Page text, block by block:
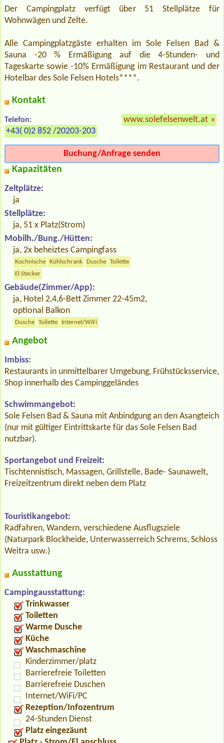
Der Campingplatz verfügt über 51 Stellplätze für
Wohnwägen und Zelte.
Alle Campingplatzgäste erhalten im Sole Felsen Bad &
Sauna -20 % Ermäßigung auf die 4-Stunden- und
Tageskarte sowie -10% Ermäßigung im Restaurant und der
Hotelbar des Sole Felsen Hotels****.
Kontakt
Telefon:
+43( 0)2 852 /20203-203
www.solefelsenwelt.at »
Buchung/Anfrage senden
Kapazitäten
Zeltplätze:
ja
Stellplätze:
ja, 51 x Platz(Strom)
Mobilh./Bung./Hütten:
ja, 2x beheiztes Campingfass
Kochnische Kühlschrank Dusche
Toilette
El.Stecker
Gebäude(Zimmer/App):
ja, Hotel 2,4,6-Bett Zimmer 22-45m2,
optional Balkon
Dusche Toilette Internet/WiFi
Angebot
Imbiss:
Restaurants in unmittelbarer Umgebung, Frühstücksservice,
Shop innerhalb des Campinggeländes
Schwimmangebot:
Sole Felsen Bad & Sauna mit Anbindgung an den Asangteich
(nur mit gültiger Eintrittskarte für das Sole Felsen Bad
nutzbar).
Sportangebot und Freizeit:
Tischtennistisch, Massagen, Grillstelle, Bade- Saunawelt,
Freizeitzentrum direkt neben dem Platz
Touristikangebot:
Radfahren, Wandern, verschiedene Ausflugsziele
(Naturpark Blockheide, Unterwasserreich Schrems, Schloss
Weitra usw.)
Ausstattung
Campingausstattung:
Trinkwasser
Toiletten
Warme Dusche
Küche
Waschmaschine
Kinderzimmer/platz
Barrierefreie Toiletten
Barrierefreie Duschen
Internet/WiFi/PC
Rezeption/Infozentrum
24-Stunden Dienst
Platz eingezäunt